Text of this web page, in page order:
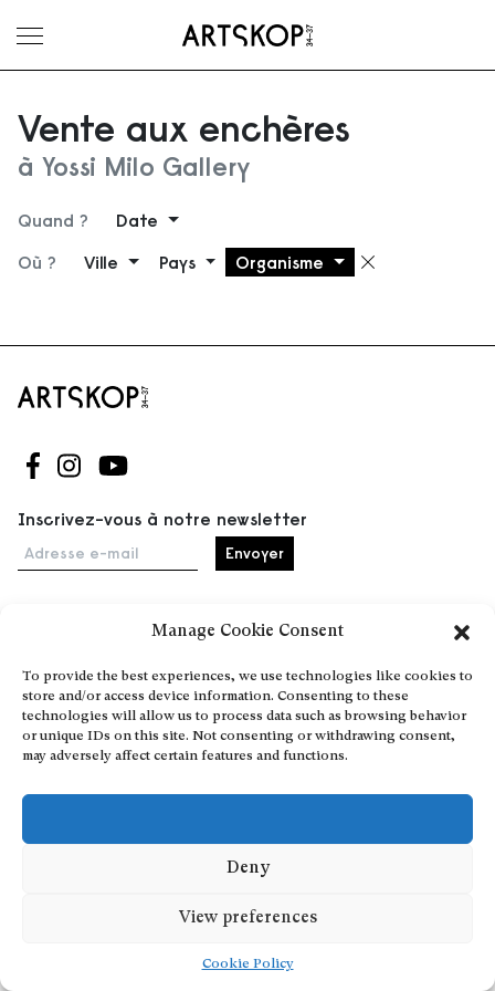
Manage Cookie Consent
To provide the best experiences, we use technologies like cookies to
store and/or access device information. Consenting to these
technologies will allow us to process data such as browsing behavior
or unique IDs on this site. Not consenting or withdrawing consent,
may adversely affect certain features and functions.
Deny
View preferences
Cookie Policy
Ouvrir le menu
Vente aux enchères
à Yossi Milo Gallery
Quand ?
Date
Où ?
Ville Pays Organisme
Suivez-nous sur Facebook
Suivez-nous sur Instagram
Suivez-nous sur Youtube
Inscrivez-vous à notre newsletter
Adresse e-mail
Événements
À propos
Partenaires
Conditions générales
Confidentialité et cookies
Communiquer votre événement